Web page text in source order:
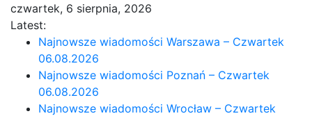
Skip
content
czwartek, 6 sierpnia, 2026
Latest:
Najnowsze wiadomości Warszawa – Czwartek
06.08.2026
Najnowsze wiadomości Poznań – Czwartek
06.08.2026
Najnowsze wiadomości Wrocław – Czwartek